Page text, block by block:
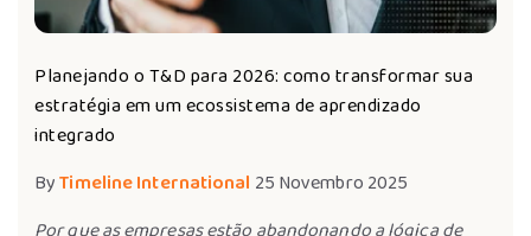
Planejando o T&D para 2026: como transformar sua
estratégia em um ecossistema de aprendizado
integrado
ByTimeline International 25 Novembro 2025